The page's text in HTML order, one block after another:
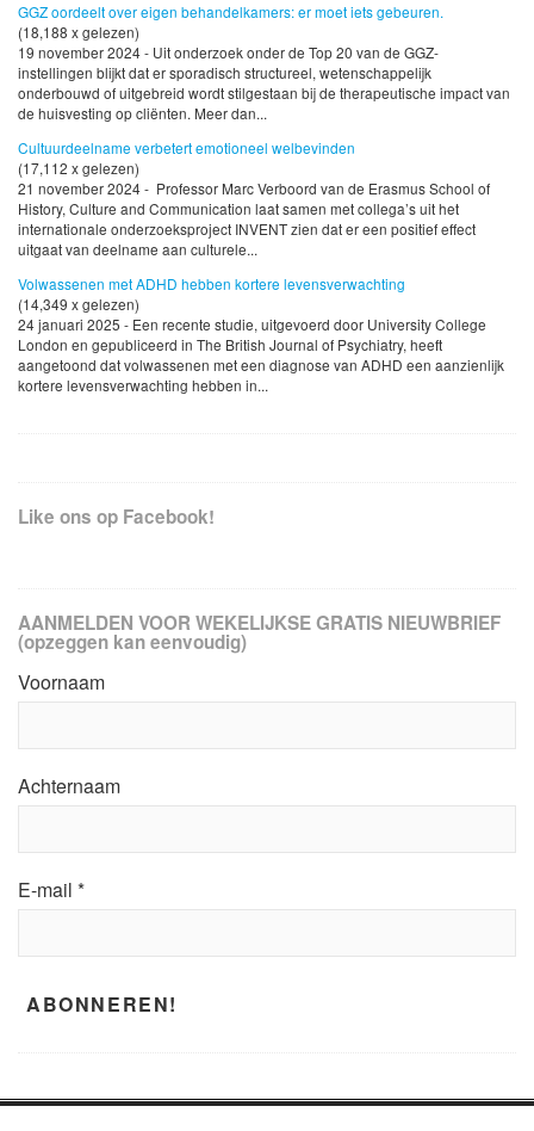
GGZ oordeelt over eigen behandelkamers: er moet iets gebeuren.
(18,188 x gelezen)
19 november 2024 - Uit onderzoek onder de Top 20 van de GGZ-
instellingen blijkt dat er sporadisch structureel, wetenschappelijk
onderbouwd of uitgebreid wordt stilgestaan bij de therapeutische impact van
de huisvesting op cliënten. Meer dan...
Cultuurdeelname verbetert emotioneel welbevinden
(17,112 x gelezen)
21 november 2024 - Professor Marc Verboord van de Erasmus School of
History, Culture and Communication laat samen met collega’s uit het
internationale onderzoeksproject INVENT zien dat er een positief effect
uitgaat van deelname aan culturele...
Volwassenen met ADHD hebben kortere levensverwachting
(14,349 x gelezen)
24 januari 2025 - Een recente studie, uitgevoerd door University College
London en gepubliceerd in The British Journal of Psychiatry, heeft
aangetoond dat volwassenen met een diagnose van ADHD een aanzienlijk
kortere levensverwachting hebben in...
Like ons op Facebook!
AANMELDEN VOOR WEKELIJKSE GRATIS NIEUWBRIEF
(opzeggen kan eenvoudig)
Voornaam
Achternaam
E-mail *